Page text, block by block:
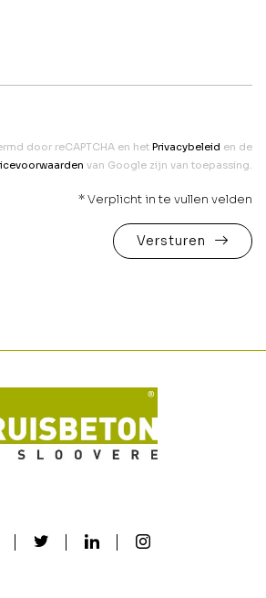
door reCAPTCHA en het Privacybeleid en de
van Google zijn van toepassing.
* Verplicht in te vullen velden
Versturen